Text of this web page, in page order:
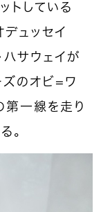
トしている
ュッセイ
サウェイが
のオビ＝ワ
第一線を走り
。